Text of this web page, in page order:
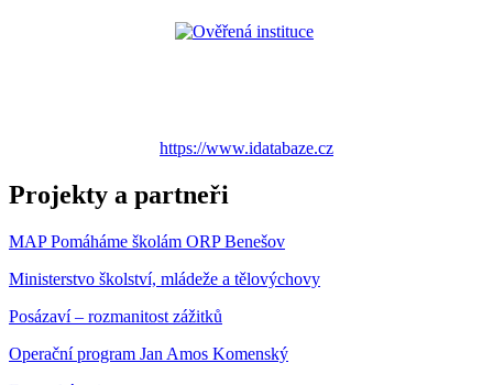
https://www.idatabaze.cz
Projekty a partneři
MAP Pomáháme školám ORP Benešov
Ministerstvo školství, mládeže a tělovýchovy
Posázaví – rozmanitost zážitků
Operační program Jan Amos Komenský